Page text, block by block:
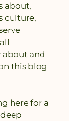
about,
culture,
about and
this blog
here for a